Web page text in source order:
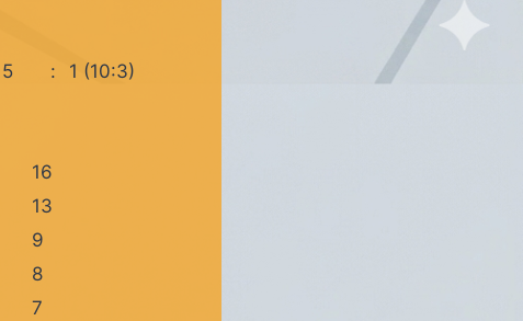
5 : 1 (10:3)
16
13
9
8
7